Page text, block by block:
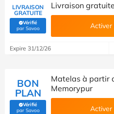
LIVRAISON
GRATUITE
Vérifié
par Savoo(Vérifié par Savoo)
Livraison
Activer
Expire 31/12/26
BON
PLAN
Vérifié
par Savoo(Vérifié par Savoo)
Matelas à partir
Memorypur
Activer